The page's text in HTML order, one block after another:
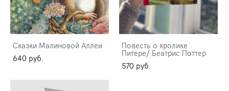
Сказки Малиновой Аллеи
640 pуб.
Повесть о кролике
Питере/ Беатрис Поттер
570 pуб.